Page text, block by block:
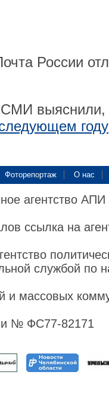
России
СМИ выяснили,
году
Фоторепортаж О нас
агентство
ссылка на
службой по
и массовых
№ ФС77-82171